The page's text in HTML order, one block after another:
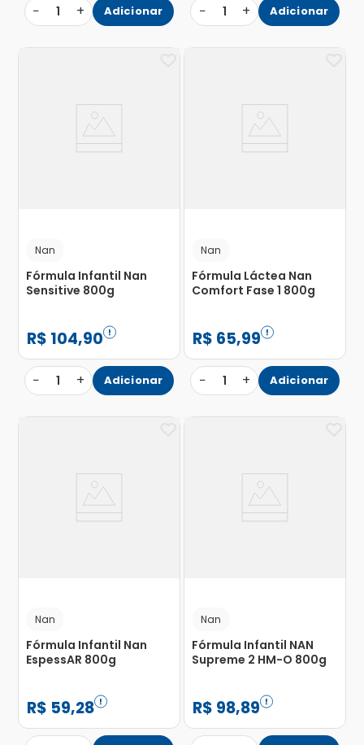
− 1 + Adicionar − 1 + Adicionar
Nan
Fórmula Infantil Nan
Sensitive 800g
R$ 104,90
− 1 + Adicionar
Nan
Fórmula Láctea Nan
Comfort Fase 1 800g
R$ 65,99
− 1 + Adicionar
Nan
Fórmula Infantil Nan
EspessAR 800g
R$ 59,28
Nan
Fórmula Infantil NAN
Supreme 2 HM-O 800g
R$ 98,89